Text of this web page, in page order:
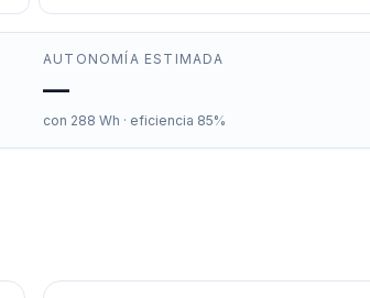
AUTONOMÍA ESTIMADA
—
con 288 Wh · eficiencia 85%